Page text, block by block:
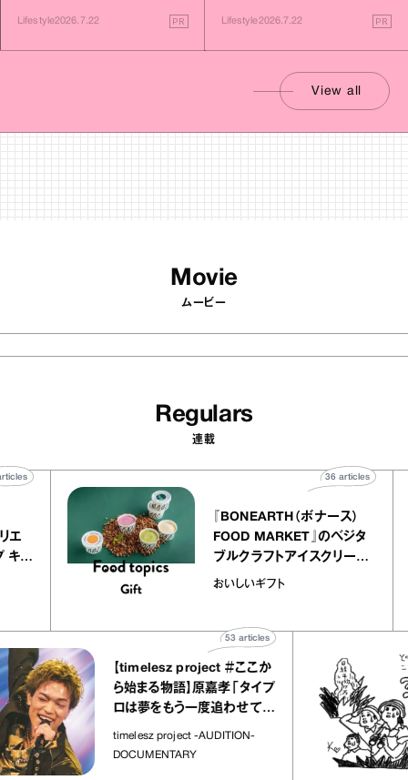
Lifestyle2026.7.22 PR Lifestyle2026.7.22 PR
View all
Movie
ムービー
Regulars
連載
アトリエ
ープ キャ
40articles
『BONEARTH（ボナース）
FOOD MARKET』のベジタ
ブルクラフトアイスクリーム
｜真野知子の「おいしいギフ
おいしいギフト
36articles
【timelesz project ＃ここか
ら始まる物語】原嘉孝「タイプ
ロは夢をもう一度追わせてく
れた場所」
timelesz project -AUDITION-
DOCUMENTARY
articles